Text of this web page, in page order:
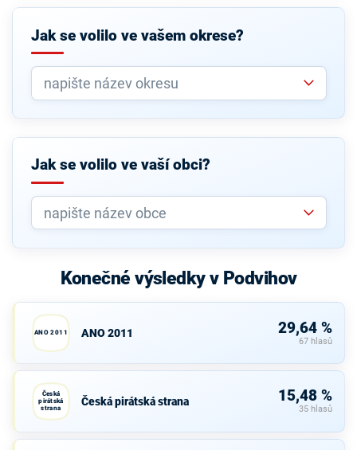
Jak se volilo ve vašem okrese?
Jak se volilo ve vaší obci?
Konečné výsledky v Podvihov
ANO 2011 ANO 2011 29,64 %
67 hlasů
Česká
pirátská
strana
Česká pirátská strana 15,48 %
35 hlasů